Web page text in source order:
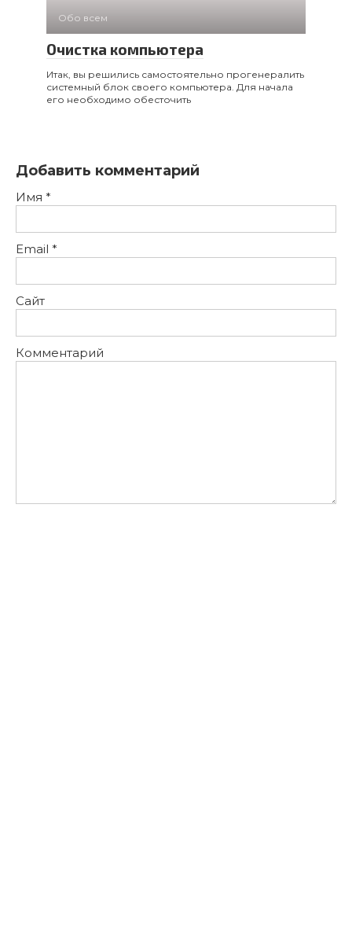
Обо всем
Очистка компьютера
Итак, вы решились самостоятельно прогенералить
системный блок своего компьютера. Для начала
его необходимо обесточить
Добавить комментарий
Имя *
Email *
Сайт
Комментарий